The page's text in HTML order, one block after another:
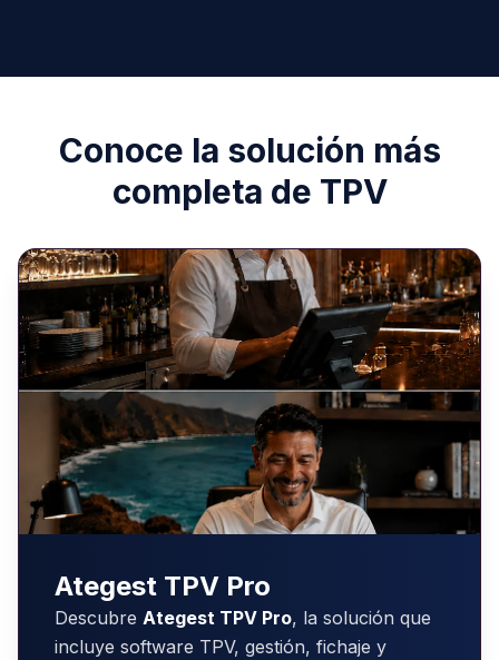
Conoce la solución más
completa de TPV
Ategest TPV Pro
Descubre Ategest TPV Pro, la solución que
incluye software TPV, gestión, fichaje y